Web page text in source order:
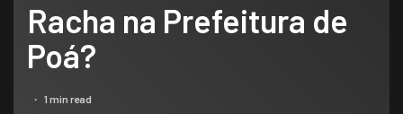
Racha na Prefeitura de
Poá?
1 min read